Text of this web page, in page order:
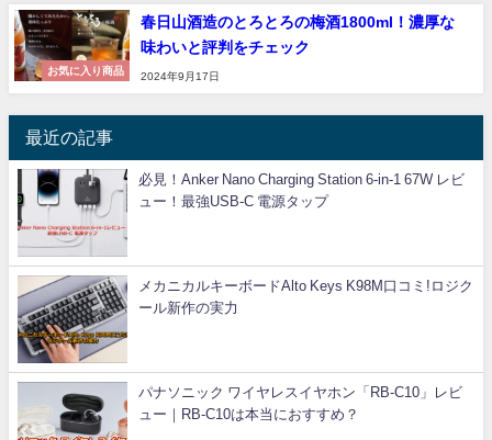
お気に入り商品
春日山酒造のとろとろの梅酒1800ml！濃厚な
味わいと評判をチェック
2024年9月17日
最近の記事
必見！Anker Nano Charging Station 6-in-1 67W レビ
ュー！最強USB-C 電源タップ
メカニカルキーボードAlto Keys K98M口コミ!ロジク
ール新作の実力
パナソニック ワイヤレスイヤホン「RB-C10」レビ
ュー｜RB-C10は本当におすすめ？